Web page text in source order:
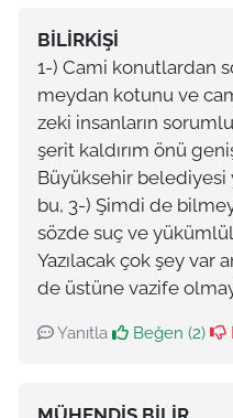
BILIRKIŞI
1-) Cami konutlardan
meydan kotunu ve
zeki insanların
şerit kaldırım önü
Büyüksehir
bu, 3-) Şimdi de
sözde suç ve
Yazılacak çok şey var
de üstüne vazife
Yanıtla Beğen (2)